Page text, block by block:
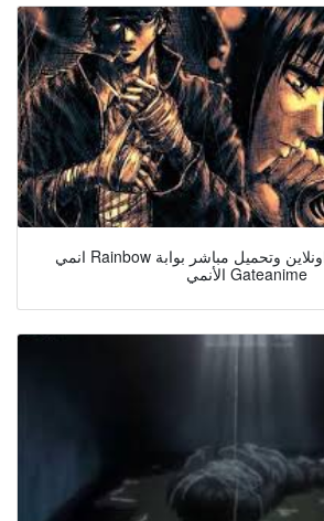
انمي Rainbow الحلقة 3 مترجمة اونلاين وتحميل مباشر بوابة
الأنمي Gateanime